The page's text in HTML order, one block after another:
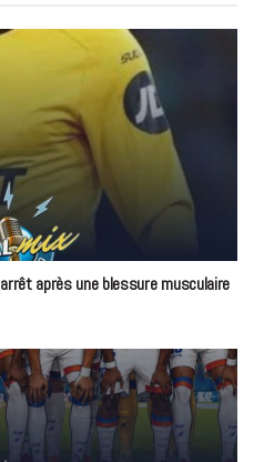
après une blessure musculaire